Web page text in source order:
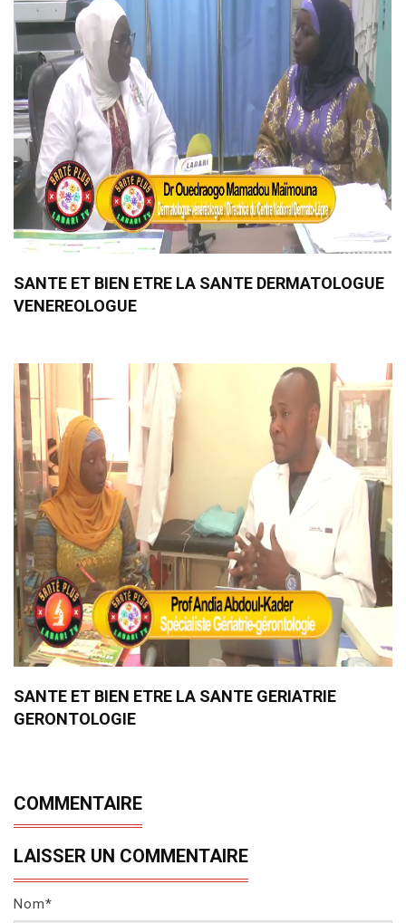
SANTE ET BIEN ETRE LA SANTE DERMATOLOGUE
VENEREOLOGUE
SANTE ET BIEN ETRE LA SANTE GERIATRIE
GERONTOLOGIE
COMMENTAIRE
LAISSER UN COMMENTAIRE
Nom*